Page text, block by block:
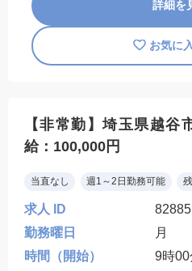
詳細を
お気に
【非常勤】埼玉県越谷
給：100,000円
当直なし 週1～2日勤務可能
求人 ID
82885
勤務曜日
月
時間（開始）
9時00